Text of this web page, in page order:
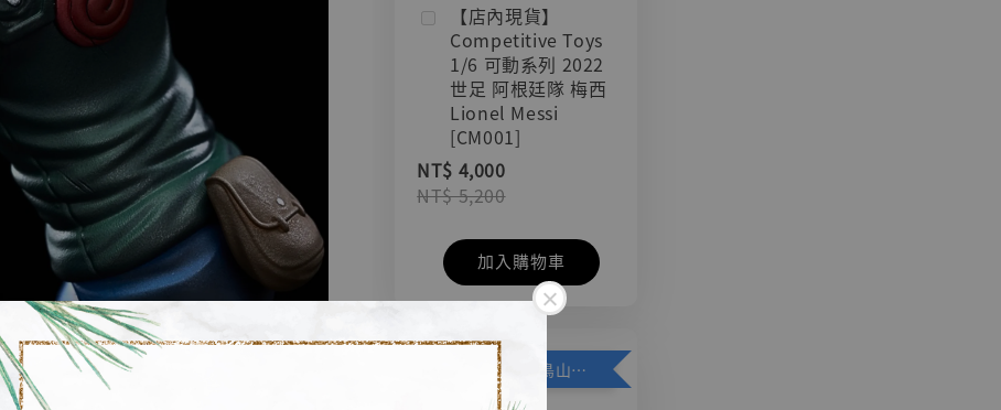
【店內現貨】
Competitive Toys
1/6 可動系列 2022
世足 阿根廷隊 梅西
Lionel Messi
[CM001]
NT$ 4,000
NT$ 5,200
加入購物車
加購優惠【悟空 鳥山明紀念款 [奇蹟工作室]】